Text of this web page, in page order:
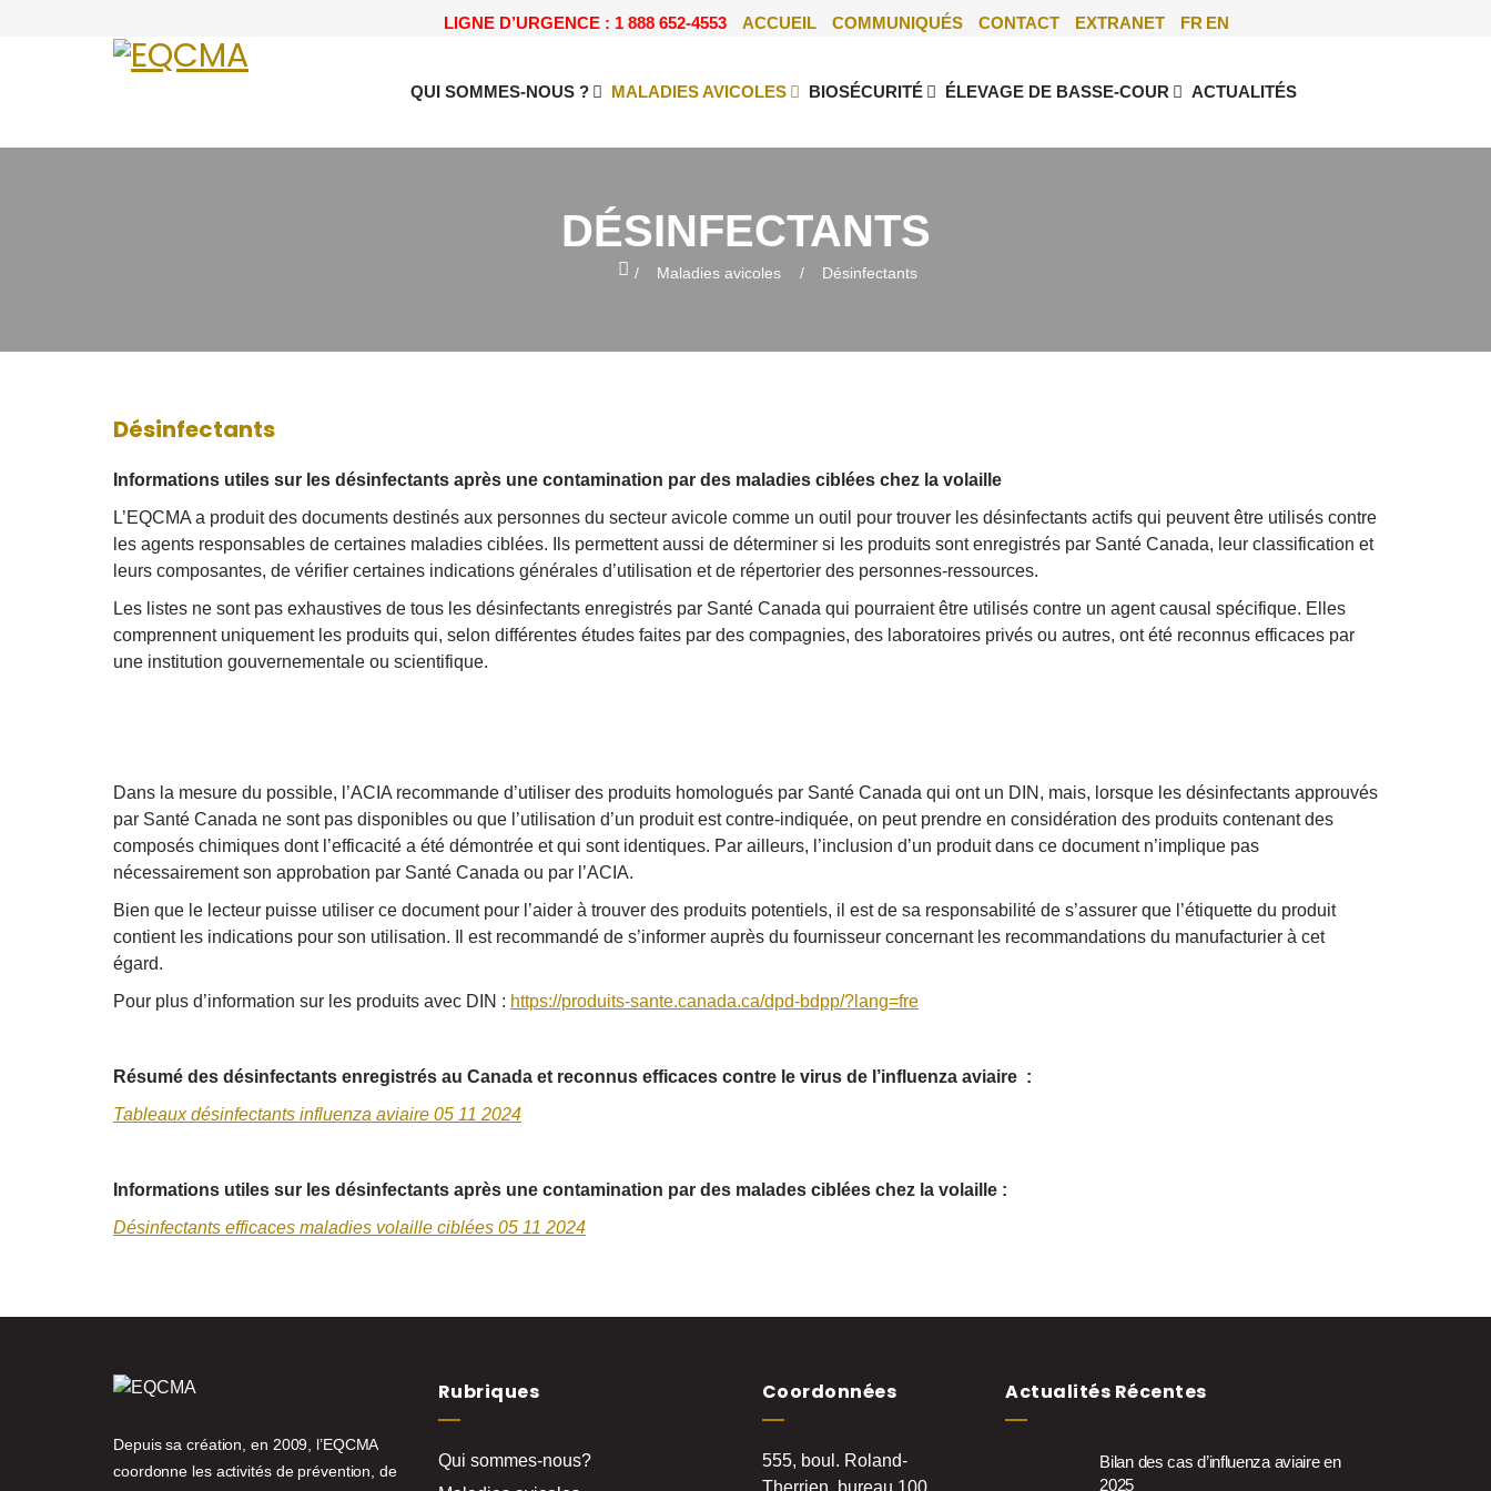
LIGNE D’URGENCE : 1 888 652-4553 ACCUEIL COMMUNIQUÉS CONTACT EXTRANET FR EN
QUI SOMMES-NOUS ? MALADIES AVICOLES BIOSÉCURITÉ ÉLEVAGE DE BASSE-COUR ACTUALITÉS
DÉSINFECTANTS
Maladies avicoles Désinfectants
Désinfectants
Informations utiles sur les désinfectants après une contamination par des maladies ciblées chez la volaille
L’EQCMA a produit des documents destinés aux personnes du secteur avicole comme un outil pour trouver les désinfectants actifs qui peuvent être utilisés contre
les agents responsables de certaines maladies ciblées. Ils permettent aussi de déterminer si les produits sont enregistrés par Santé Canada, leur classification et
leurs composantes, de vérifier certaines indications générales d’utilisation et de répertorier des personnes-ressources.
Les listes ne sont pas exhaustives de tous les désinfectants enregistrés par Santé Canada qui pourraient être utilisés contre un agent causal spécifique. Elles
comprennent uniquement les produits qui, selon différentes études faites par des compagnies, des laboratoires privés ou autres, ont été reconnus efficaces par
une institution gouvernementale ou scientifique.
Dans la mesure du possible, l’ACIA recommande d’utiliser des produits homologués par Santé Canada qui ont un DIN, mais, lorsque les désinfectants approuvés
par Santé Canada ne sont pas disponibles ou que l’utilisation d’un produit est contre-indiquée, on peut prendre en considération des produits contenant des
composés chimiques dont l’efficacité a été démontrée et qui sont identiques. Par ailleurs, l’inclusion d’un produit dans ce document n’implique pas
nécessairement son approbation par Santé Canada ou par l’ACIA.
Bien que le lecteur puisse utiliser ce document pour l’aider à trouver des produits potentiels, il est de sa responsabilité de s’assurer que l’étiquette du produit
contient les indications pour son utilisation. Il est recommandé de s’informer auprès du fournisseur concernant les recommandations du manufacturier à cet
égard.
Pour plus d’information sur les produits avec DIN : https://produits-sante.canada.ca/dpd-bdpp/?lang=fre
Résumé des désinfectants enregistrés au Canada et reconnus efficaces contre le virus de l’influenza aviaire :
Tableaux désinfectants influenza aviaire 05 11 2024
Informations utiles sur les désinfectants après une contamination par des malades ciblées chez la volaille :
Désinfectants efficaces maladies volaille ciblées 05 11 2024
Depuis sa création, en 2009, l’EQCMA
coordonne les activités de prévention, de
Rubriques
Qui sommes-nous?
Coordonnées
555, boul. Roland-
Therrien, bureau 100
Actualités Récentes
Bilan des cas d’influenza aviaire en
2025